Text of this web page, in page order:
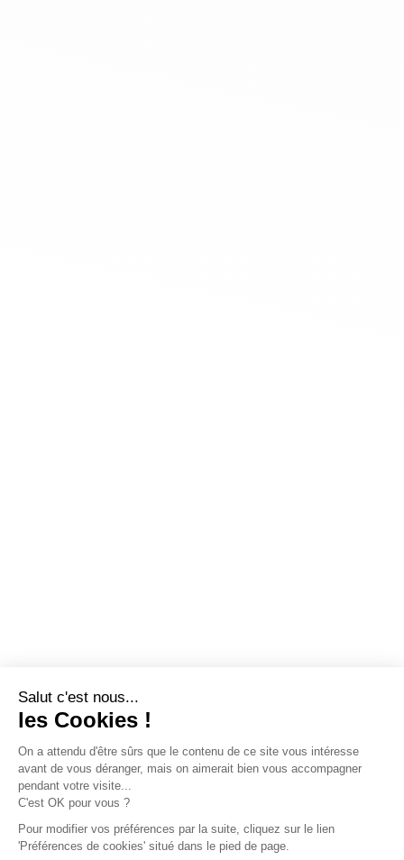
Salut c'est nous...
les Cookies !
On a attendu d'être sûrs que le contenu de ce site vous intéresse
avant de vous déranger, mais on aimerait bien vous accompagner
pendant votre visite...
C'est OK pour vous ?
Pour modifier vos préférences par la suite, cliquez sur le lien
'Préférences de cookies' situé dans le pied de page.